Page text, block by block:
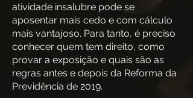
atividade insalubre pode se
aposentar mais cedo e com cálculo
mais vantajoso. Para tanto, é preciso
conhecer quem tem direito, como
provar a exposição e quais são as
regras antes e depois da Reforma da
Previdência de 2019.